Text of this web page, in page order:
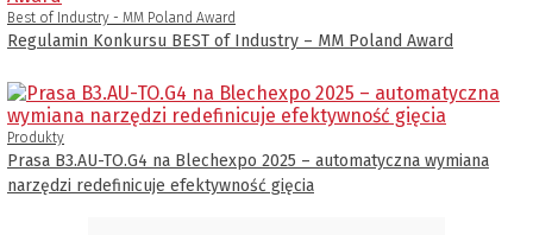
Best of Industry - MM Poland Award
Regulamin Konkursu BEST of Industry – MM Poland Award
Produkty
Prasa B3.AU-TO.G4 na Blechexpo 2025 – automatyczna wymiana
narzędzi redefinicuje efektywność gięcia